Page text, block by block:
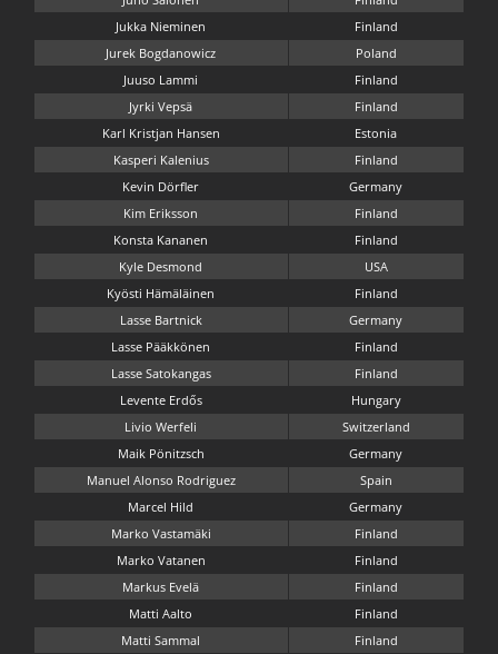
Jukka Nieminen
Finland
Jurek Bogdanowicz
Poland
Juuso Lammi
Finland
Jyrki Vepsä
Finland
Karl Kristjan Hansen
Estonia
Kasperi Kalenius
Finland
Kevin Dörfler
Germany
Kim Eriksson
Finland
Konsta Kananen
Finland
Kyle Desmond
USA
Kyösti Hämäläinen
Finland
Lasse Bartnick
Germany
Lasse Pääkkönen
Finland
Lasse Satokangas
Finland
Levente Erdős
Hungary
Livio Werfeli
Switzerland
Maik Pönitzsch
Germany
Manuel Alonso Rodriguez
Spain
Marcel Hild
Germany
Marko Vastamäki
Finland
Marko Vatanen
Finland
Markus Evelä
Finland
Matti Aalto
Finland
Matti Sammal
Finland